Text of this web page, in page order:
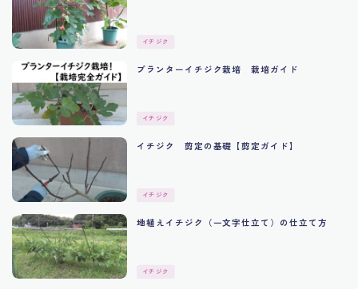
イチジク
プランターイチジク栽培 栽培ガイド
イチジク
イチジク 剪定の基礎【剪定ガイド】
イチジク
地植えイチジク（一文字仕立て）の仕立て方
イチジク